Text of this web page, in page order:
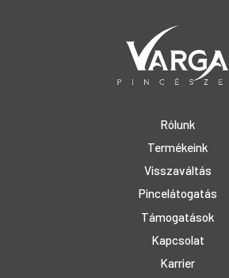
Rólunk
Termékeink
Visszaváltás
Pincelátogatás
Támogatások
Kapcsolat
Karrier